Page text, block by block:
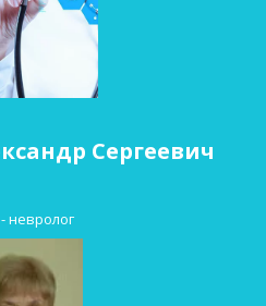
Сергеевич
невролог